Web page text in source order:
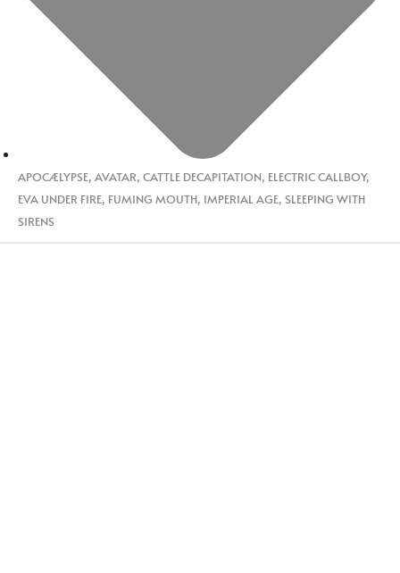
APOCÆLYPSE, AVATAR, CATTLE DECAPITATION, ELECTRIC CALLBOY,
EVA UNDER FIRE, FUMING MOUTH, IMPERIAL AGE, SLEEPING WITH
SIRENS